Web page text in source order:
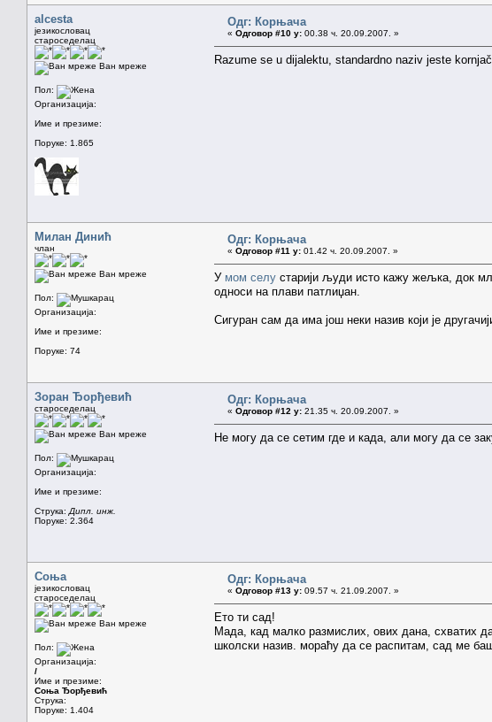
alcesta
језикословац
староседелац
Ван мреже
Пол:
Организација:
Име и презиме:
Поруке: 1.865
Одг: Корњача
« Одговор #10 у: 00.38 ч. 20.09.2007. »
Razume se u dijalektu, standardno naziv jeste
Милан Динић
члан
Ван мреже
Пол:
Организација:
Име и презиме:
Поруке: 74
Одг: Корњача
« Одговор #11 у: 01.42 ч. 20.09.2007. »
У мом селу старији људи исто кажу жељка, док
односи на плави патлиџан.
Сигуран сам да има још неки назив који је
Зоран Ђорђевић
староседелац
Ван мреже
Пол:
Организација:
Име и презиме:
Струка: Дипл. инж.
Поруке: 2.364
Одг: Корњача
« Одговор #12 у: 21.35 ч. 20.09.2007. »
Не могу да се сетим где и када, али могу да се
Соња
језикословац
староседелац
Ван мреже
Пол:
Организација:
/
Име и презиме:
Соња Ђорђевић
Струка:
Поруке: 1.404
Одг: Корњача
« Одговор #13 у: 09.57 ч. 21.09.2007. »
Ето ти сад!
Мада, кад малко размислих, ових дана, схватих
школски назив. мораћу да се распитам, сад ме